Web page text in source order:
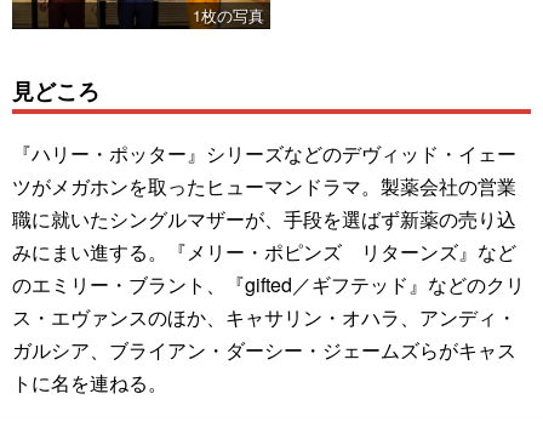
1枚の写真
見どころ
『ハリー・ポッター』シリーズなどのデヴィッド・イェー
ツがメガホンを取ったヒューマンドラマ。製薬会社の営業
職に就いたシングルマザーが、手段を選ばず新薬の売り込
みにまい進する。『メリー・ポピンズ リターンズ』など
のエミリー・ブラント、『gifted／ギフテッド』などのクリ
ス・エヴァンスのほか、キャサリン・オハラ、アンディ・
ガルシア、ブライアン・ダーシー・ジェームズらがキャス
トに名を連ねる。